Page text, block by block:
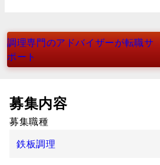
調理専門のアドバイザーが転職サ
ポート
募集内容
募集職種
鉄板調理